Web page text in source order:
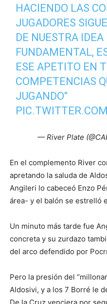
HACIENDO LAS
JUGADORES
DE NUESTRA IDEA
FUNDAMENTAL,
ESE APETITO EN
COMPETENCIAS
JUGANDO"
— River Plate
En el complemento River
apretando la saluda de
Angileri lo cabeceó Enzo
área- y el balón se estrelló
Un minuto más tarde fue
concreta y su zurdazo
del arco defendido por
Pero la presión del
Aldosivi, y a los 7 Borré le